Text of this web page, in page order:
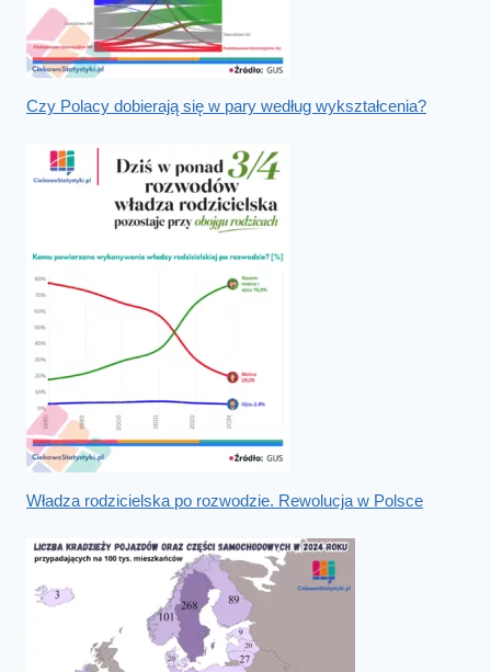
Czy Polacy dobierają się w pary według wykształcenia?
Władza rodzicielska po rozwodzie. Rewolucja w Polsce